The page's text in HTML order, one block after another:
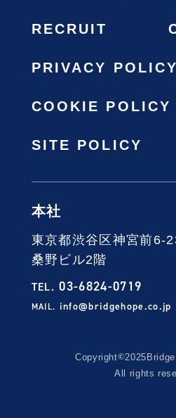
RECRUIT
PRIVACY POLICY
COOKIE POLICY
SITE POLICY
本社
東京都渋谷区神宮前6-
桑野ビル2階
TEL. 03-6824-0719
MAIL. info@bridgehope.co.jp
Copyright©2025
All rights